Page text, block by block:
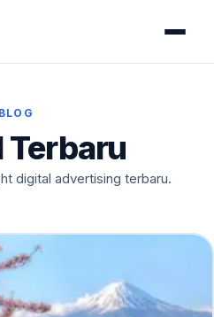
BLOG
digital advertising terbaru.